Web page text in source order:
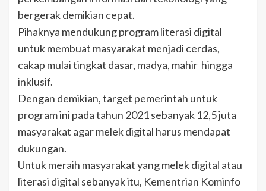
bergerak demikian cepat.
Pihaknya mendukung program literasi digital
untuk membuat masyarakat menjadi cerdas,
cakap mulai tingkat dasar, madya, mahir hingga
inklusif.
Dengan demikian, target pemerintah untuk
program ini pada tahun 2021 sebanyak 12,5 juta
masyarakat agar melek digital harus mendapat
dukungan.
Untuk meraih masyarakat yang melek digital atau
literasi digital sebanyak itu, Kementrian Kominfo